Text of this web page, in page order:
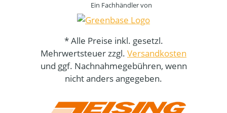
Ein Fachhändler von
* Alle Preise inkl. gesetzl.
Mehrwertsteuer zzgl. Versandkosten
und ggf. Nachnahmegebühren, wenn
nicht anders angegeben.